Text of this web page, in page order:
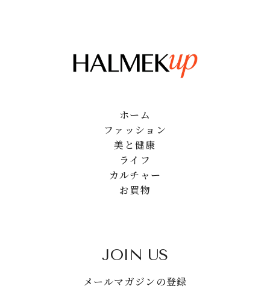
ホーム
ファッション
美と健康
ライフ
カルチャー
お買物
JOIN US
メールマガジンの登録